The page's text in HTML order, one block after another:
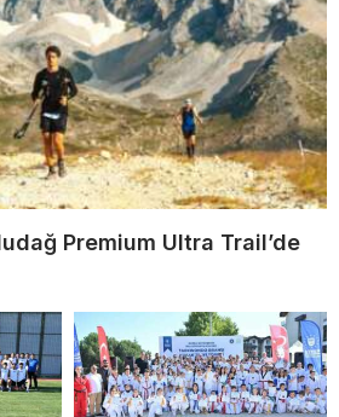
Premium Ultra Trail’de